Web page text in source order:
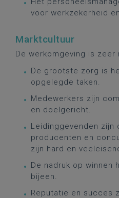
voor werkzekerheid
Marktcultuur
De werkomgeving is
De grootste zorg is
opgelegde taken.
Medewerkers zijn
en doelgericht.
Leidinggevenden zijn
producenten en
zijn hard en
De nadruk op winnen
bijeen.
Reputatie en succes